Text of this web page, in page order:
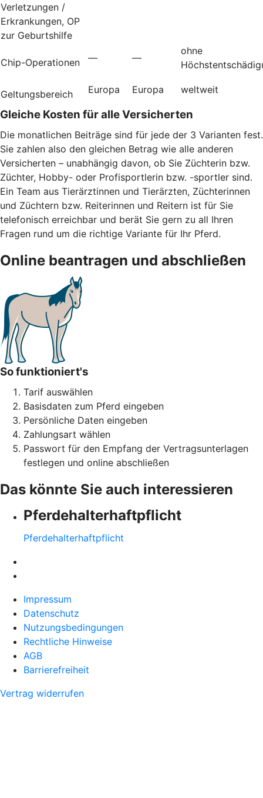
Verletzungen /
Erkrankungen, OP
zur Geburtshilfe
Chip-Operationen — —
ohne
Geltungsbereich Europa Europa weltweit
Gleiche Kosten für alle Versicherten
Die monatlichen Beiträge sind für jede der 3 Varianten fest.
Sie zahlen also den gleichen Betrag wie alle anderen
Versicherten – unabhängig davon, ob Sie Züchterin bzw.
Züchter, Hobby- oder Profisportlerin bzw. -sportler sind.
Ein Team aus Tierärztinnen und Tierärzten, Züchterinnen
und Züchtern bzw. Reiterinnen und Reitern ist für Sie
telefonisch erreichbar und berät Sie gern zu all Ihren
Fragen rund um die richtige Variante für Ihr Pferd.
Online beantragen und abschließen
So funktioniert's
Tarif auswählen
Basisdaten zum Pferd eingeben
Persönliche Daten eingeben
Zahlungsart wählen
Passwort für den Empfang der Vertragsunterlagen
festlegen und online abschließen
Das könnte Sie auch interessieren
Pferdehalter­haftpflicht
Pferdehalter­haftpflicht
Impressum
Datenschutz
Nutzungsbedingungen
Rechtliche Hinweise
AGB
Barrierefreiheit
Vertrag widerrufen